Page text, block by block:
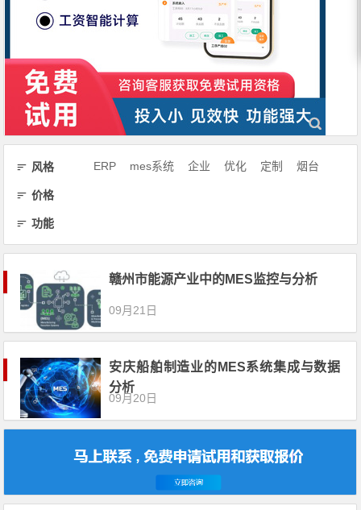
风格 ERP mes系统 企业 优化 定制 烟台
价格
功能
赣州市能源产业中的MES监控与分析
09月21日
安庆船舶制造业的MES系统集成与数据
分析
09月20日